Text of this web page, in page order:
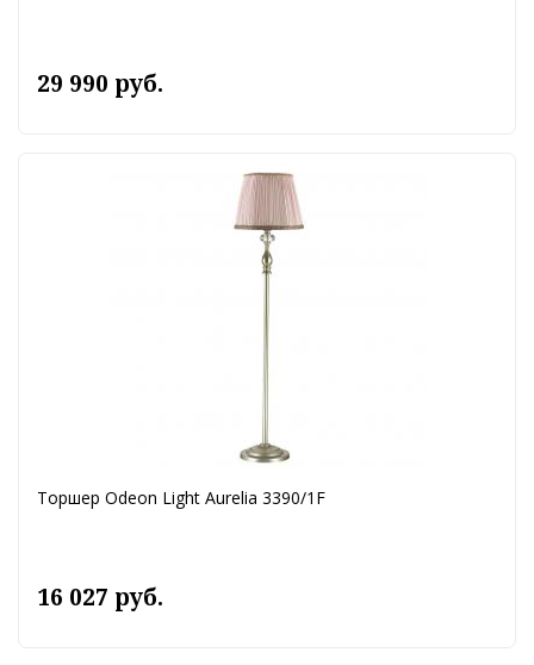
29 990 руб.
Торшер Odeon Light Aurelia 3390/1F
16 027 руб.